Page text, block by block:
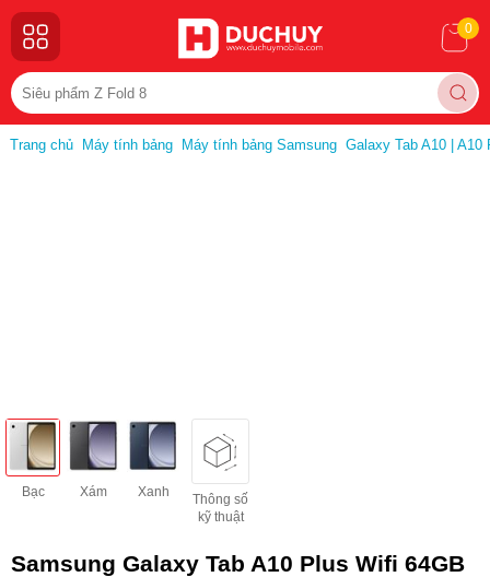
0
Trang chủ Máy tính bảng Máy tính bảng Samsung Galaxy Tab A10 | A10
Bạc Xám Xanh
Thông số
kỹ thuật
Samsung Galaxy Tab A10 Plus Wifi 64GB